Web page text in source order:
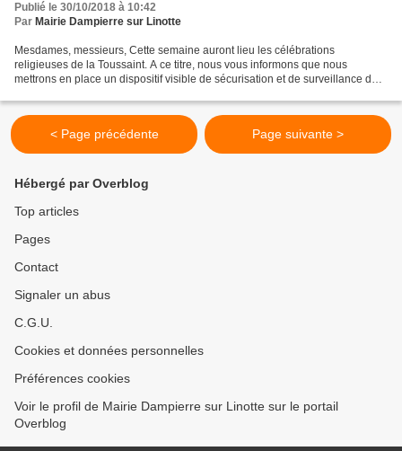
Publié le 30/10/2018 à 10:42
Par Mairie Dampierre sur Linotte
Mesdames, messieurs, Cette semaine auront lieu les célébrations
religieuses de la Toussaint. A ce titre, nous vous informons que nous
mettrons en place un dispositif visible de sécurisation et de surveillance des
< Page précédente Page suivante >
Hébergé par Overblog
Top articles
Pages
Contact
Signaler un abus
C.G.U.
Cookies et données personnelles
Préférences cookies
Voir le profil de Mairie Dampierre sur Linotte sur le portail
Overblog